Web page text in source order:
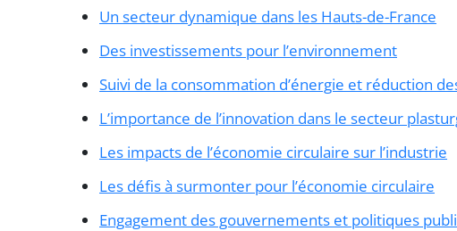
Un secteur dynamique dans les Hauts-de-France
Des investissements pour l’environnement
Suivi de la consommation d’énergie et réduction
L’importance de l’innovation dans le secteur
Les impacts de l’économie circulaire sur l’industrie
Les défis à surmonter pour l’économie circulaire
Engagement des gouvernements et politiques